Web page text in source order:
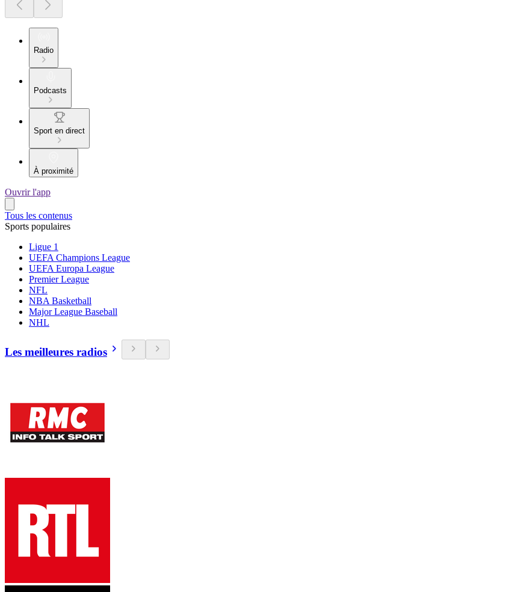
Radio
Podcasts
Sport en direct
À proximité
Ouvrir l'app
Tous les contenus
Sports populaires
Ligue 1
UEFA Champions League
UEFA Europa League
Premier League
NFL
NBA Basketball
Major League Baseball
NHL
Les meilleures radios